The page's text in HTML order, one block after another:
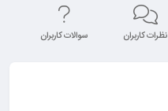
نظرات کاربران سوالات کاربران